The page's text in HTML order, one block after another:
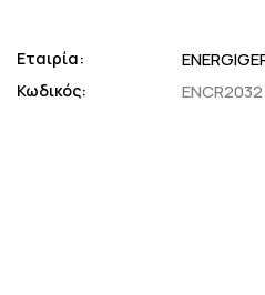
Εταιρία:
Κωδικός: ENCR2032